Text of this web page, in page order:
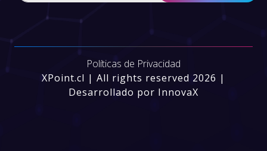
Políticas de Privacidad
XPoint.cl | All rights reserved 2026 |
Desarrollado por InnovaX